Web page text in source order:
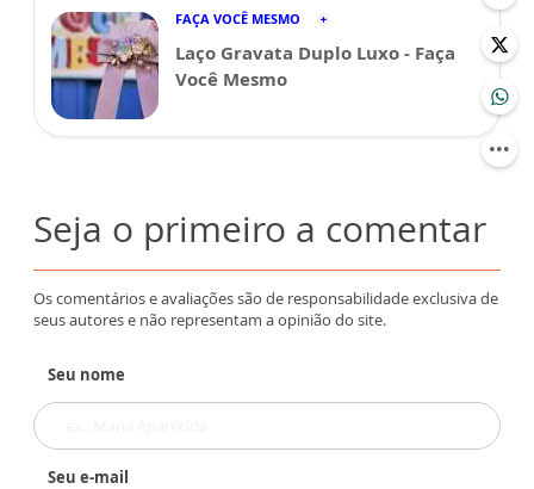
FAÇA VOCÊ MESMO
Laço Gravata Duplo Luxo - Faça
Você Mesmo
Seja o primeiro a comentar
Os comentários e avaliações são de responsabilidade exclusiva de
seus autores e não representam a opinião do site.
Seu nome
Seu e-mail